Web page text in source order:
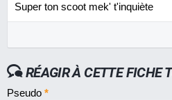
Rehausse de
Revêtements de
Super ton scoot mek' t'inquiète
RÉAGIR À CETTE FICHE
Pseudo *